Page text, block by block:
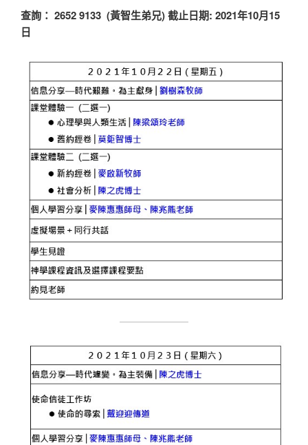
查詢： 2652 9133 (黃智生弟兄) 截止日期: 2021年10月15
日